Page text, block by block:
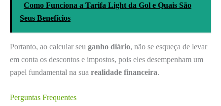
Como Funciona a Tarifa Light da Gol e Quais São
Seus Benefícios
Portanto, ao calcular seu ganho diário, não se esqueça de levar
em conta os descontos e impostos, pois eles desempenham um
papel fundamental na sua realidade financeira.
Perguntas Frequentes